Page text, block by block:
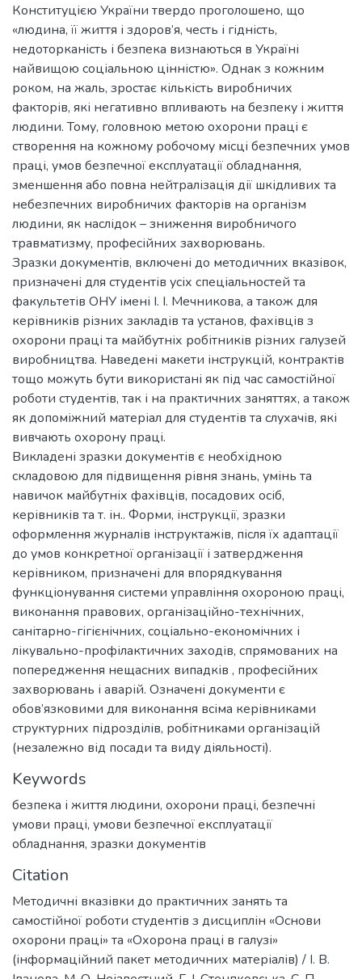
Конституцією України твердо проголошено, що
«людина, її життя і здоров’я, честь і гідність,
недоторканість і безпека визнаються в Україні
найвищою соціальною цінністю». Однак з кожним
роком, на жаль, зростає кількість виробничих
факторів, які негативно впливають на безпеку і життя
людини. Тому, головною метою охорони праці є
створення на кожному робочому місці безпечних умов
праці, умов безпечної експлуатації обладнання,
зменшення або повна нейтралізація дії шкідливих та
небезпечних виробничих факторів на організм
людини, як наслідок – зниження виробничого
травматизму, професійних захворювань.
Зразки документів, включені до методичних вказівок,
призначені для студентів усіх спеціальностей та
факультетів ОНУ імені І. І. Мечникова, а також для
керівників різних закладів та установ, фахівців з
охорони праці та майбутніх робітників різних галузей
виробництва. Наведені макети інструкцій, контрактів
тощо можуть бути використані як під час самостійної
роботи студентів, так і на практичних заняттях, а також
як допоміжний матеріал для студентів та слухачів, які
вивчають охорону праці.
Викладені зразки документів є необхідною
складовою для підвищення рівня знань, умінь та
навичок майбутніх фахівців, посадових осіб,
керівників та т. ін.. Форми, інструкції, зразки
оформлення журналів інструктажів, після їх адаптації
до умов конкретної організації і затвердження
керівником, призначені для впорядкування
функціонування системи управління охороною праці,
виконання правових, організаційно-технічних,
санітарно-гігієнічних, соціально-економічних і
лікувально-профілактичних заходів, спрямованих на
попередження нещасних випадків , професійних
захворювань і аварій. Означені документи є
обов’язковими для виконання всіма керівниками
структурних підрозділів, робітниками організацій
(незалежно від посади та виду діяльності).
Keywords
безпека і життя людини, охорони праці, безпечні
умови праці, умови безпечної експлуатації
обладнання, зразки документів
Citation
Методичні вказівки до практичних занять та
самостійної роботи студентів з дисциплін «Основи
охорони праці» та «Охорона праці в галузі»
(інформаційний пакет методичних матеріалів) / І. В.